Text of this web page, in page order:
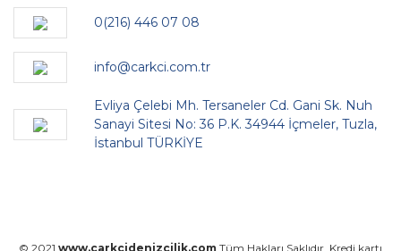
0(216) 446 07 08
info@carkci.com.tr
Evliya Çelebi Mh. Tersaneler Cd. Gani Sk. Nuh
Sanayi Sitesi No: 36 P.K. 34944 İçmeler, Tuzla,
İstanbul TÜRKİYE
© 2021 www.carkcidenizcilik.com Tüm Hakları Saklıdır. Kredi kartı